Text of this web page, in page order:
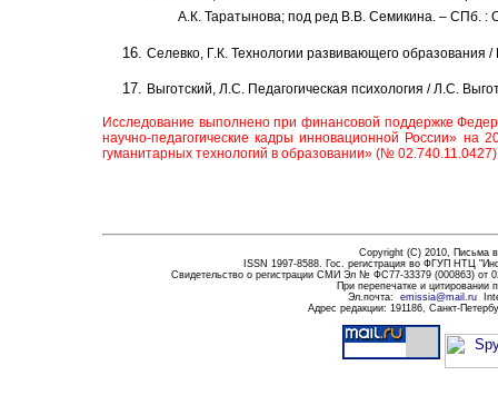
А.К. Таратынова; под ред В.В. Семикина. – СПб.
Селевко, Г.К. Технологии развивающего образования
Выготский, Л.С. Педагогическая психология / Л.С.
Исследование выполненопри финансовой поддержке
научно-педагогические кадры инновационной России» на
гуманитарных технологий в образовании» (№
Copyright (C) 2010, Письма
ISSN 1997-8588. Гос. регистрация во ФГУП НТЦ
Свидетельство о регистрации СМИ Эл № ФС77-33379 (000863) от
При перепечатке и
Эл.почта: emissia@mail.ru
Адрес редакции: 191186, Санкт-